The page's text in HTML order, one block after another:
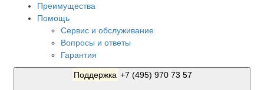
Преимущества
Помощь
Сервис и обслуживание
Вопросы и ответы
Гарантия
Поддержка